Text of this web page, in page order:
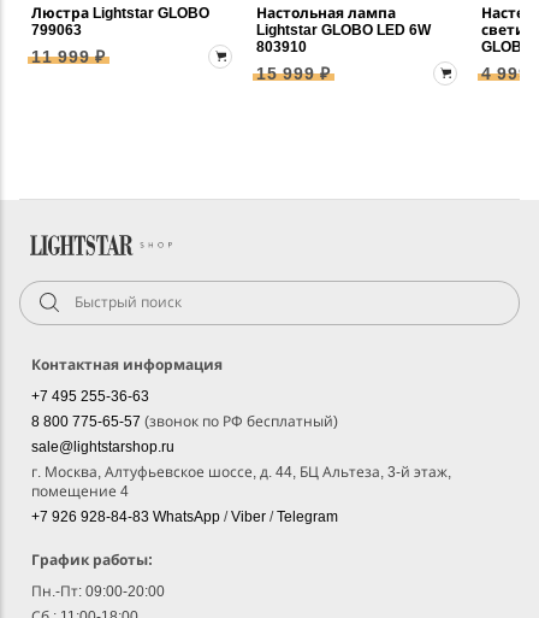
Люстра Lightstar GLOBO
799063
11 999 ₽
Настольная лампа
Lightstar GLOBO LED 6W
803910
15 999 ₽
GLOBO
4 999
Контактная информация
+7 495 255-36-63
8 800 775-65-57 (звонок по РФ бесплатный)
sale@lightstarshop.ru
г. Москва, Алтуфьевское шоссе, д. 44, БЦ Альтеза, 3-й этаж,
помещение 4
+7 926 928-84-83 WhatsApp /Viber /Telegram
График работы:
Пн.-Пт: 09:00-20:00